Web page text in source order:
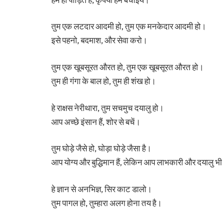
तुम एक लटदार आदमी हो, तुम एक मनकेदार आदमी हो।
इसे पहनो, बदमाश, और सेवा करो।
तुम एक खूबसूरत औरत हो, तुम एक खूबसूरत औरत हो।
तुम ही गंगा के बाल हो, तुम ही शंख हो।
हे राक्षस नेरीथारा, तुम सचमुच दयालु हो।
आप अच्छे इंसान हैं, शोर से बचें।
तुम घोड़े जैसे हो, घोड़ा घोड़े जैसा है।
आप योग्य और बुद्धिमान हैं, लेकिन आप लाभकारी और दयालु
हे ज्ञान से अनभिज्ञ, सिर काट डालो।
तुम पागल हो, तुम्हारा अलग होना तय है।